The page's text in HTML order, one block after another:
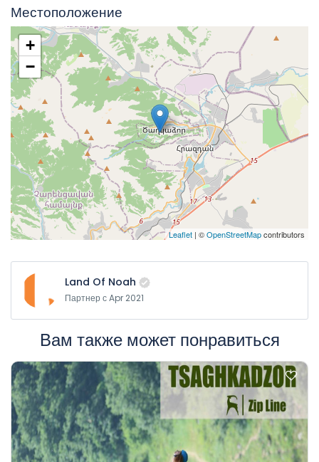
Местоположение
+
−
Leaflet | ©OpenStreetMapcontributors
Land Of Noah
Партнер с Apr 2021
Вам также может понравиться